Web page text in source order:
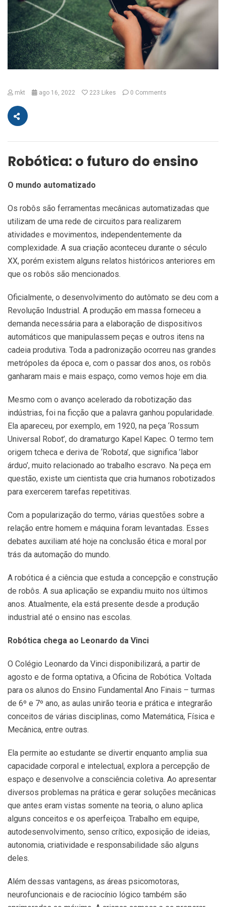
mkt ago 16, 2022 223 Likes 0 Comments
Robótica: o futuro do ensino
O mundo automatizado
Os robôs são ferramentas mecânicas automatizadas que
utilizam de uma rede de circuitos para realizarem
atividades e movimentos, independentemente da
complexidade. A sua criação aconteceu durante o século
XX, porém existem alguns relatos históricos anteriores em
que os robôs são mencionados.
Oficialmente, o desenvolvimento do autômato se deu com a
Revolução Industrial. A produção em massa forneceu a
demanda necessária para a elaboração de dispositivos
automáticos que manipulassem peças e outros itens na
cadeia produtiva. Toda a padronização ocorreu nas grandes
metrópoles da época e, com o passar dos anos, os robôs
ganharam mais e mais espaço, como vemos hoje em dia.
Mesmo com o avanço acelerado da robotização das
indústrias, foi na ficção que a palavra ganhou popularidade.
Ela apareceu, por exemplo, em 1920, na peça ‘Rossum
Universal Robot’, do dramaturgo Kapel Kapec. O termo tem
origem tcheca e deriva de ‘Robota’, que significa ’labor
árduo’, muito relacionado ao trabalho escravo. Na peça em
questão, existe um cientista que cria humanos robotizados
para exercerem tarefas repetitivas.
Com a popularização do termo, várias questões sobre a
relação entre homem e máquina foram levantadas. Esses
debates auxiliam até hoje na conclusão ética e moral por
trás da automação do mundo.
A robótica é a ciência que estuda a concepção e construção
de robôs. A sua aplicação se expandiu muito nos últimos
anos. Atualmente, ela está presente desde a produção
industrial até o ensino nas escolas.
Robótica chega ao Leonardo da Vinci
O Colégio Leonardo da Vinci disponibilizará, a partir de
agosto e de forma optativa, a Oficina de Robótica. Voltada
para os alunos do Ensino Fundamental Ano Finais – turmas
de 6º e 7º ano, as aulas unirão teoria e prática e integrarão
conceitos de várias disciplinas, como Matemática, Física e
Mecânica, entre outras.
Ela permite ao estudante se divertir enquanto amplia sua
capacidade corporal e intelectual, explora a percepção de
espaço e desenvolve a consciência coletiva. Ao apresentar
diversos problemas na prática e gerar soluções mecânicas
que antes eram vistas somente na teoria, o aluno aplica
alguns conceitos e os aperfeiçoa. Trabalho em equipe,
autodesenvolvimento, senso crítico, exposição de ideias,
autonomia, criatividade e responsabilidade são alguns
deles.
Além dessas vantagens, as áreas psicomotoras,
neurofuncionais e de raciocínio lógico também são